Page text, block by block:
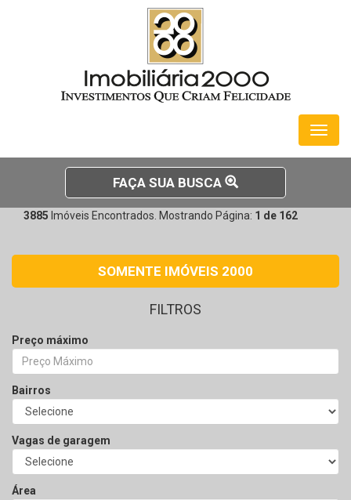
Toggle
FAÇA SUA BUSCA
3885 Imóveis Encontrados. Mostrando Página: 1 de 162
SOMENTE IMÓVEIS 2000
FILTROS
Preço máximo
Bairros
Vagas de garagem
Área